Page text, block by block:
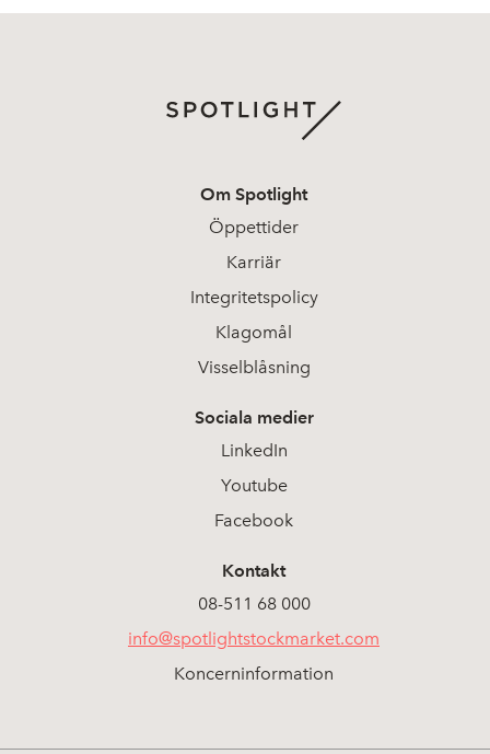
Om Spotlight
Öppettider
Karriär
Integritetspolicy
Klagomål
Visselblåsning
Sociala medier
LinkedIn
Youtube
Facebook
Kontakt
08-511 68 000
info@spotlightstockmarket.com
Koncerninformation